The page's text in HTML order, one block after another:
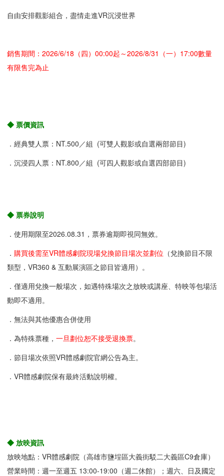
自由安排觀影組合，盡情走進VR沉浸世界
銷售期間：2026/6/18（四）00:00起～2026/8/31（一）17:00數量
有限售完為止
◆ 票價資訊
．經典雙人票：NT.500／組 (可雙人觀影或自選兩部節目)
．沉浸四人票：NT.800／組 (可四人觀影或自選四部節目)
◆ 票券說明
．使用期限至2026.08.31，票券逾期即視同無效。
． 購買後需至VR體感劇院現場兌換節目場次並劃位 （兌換節目不限
類型，VR360 & 互動展演區之節目皆適用）。
．僅適用兌換一般場次，如遇特殊場次之放映或講座、特映等包場活
動即不適用。
．無法與其他優惠合併使用
．為特殊票種， 一旦劃位恕不接受退換票。
．節目場次依照VR體感劇院官網公告為主。
．VR體感劇院保有最終活動說明權。
◆ 放映資訊
放映地點：VR體感劇院（高雄市鹽埕區大義街駁二大義區C9倉庫）
營業時間：週一至週五 13:00-19:00（週二休館）；週六、日及國定